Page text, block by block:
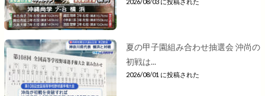
夏の甲子園組み合わせ抽選会 沖尚の
初戦は...
2026/08/01 に投稿された